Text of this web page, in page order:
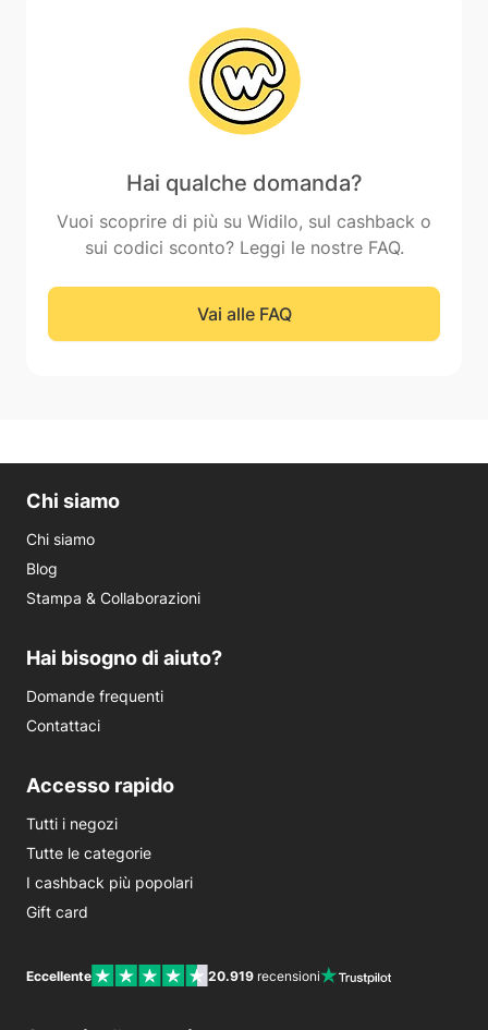
Hai qualche domanda?
Vuoi scoprire di più su Widilo, sul cashback o
sui codici sconto? Leggi le nostre FAQ.
Vai alle FAQ
Chi siamo
Chi siamo
Blog
Stampa & Collaborazioni
Hai bisogno di aiuto?
Domande frequenti
Contattaci
Accesso rapido
Tutti i negozi
Tutte le categorie
I cashback più popolari
Gift card
Eccellente 20.919 recensioni